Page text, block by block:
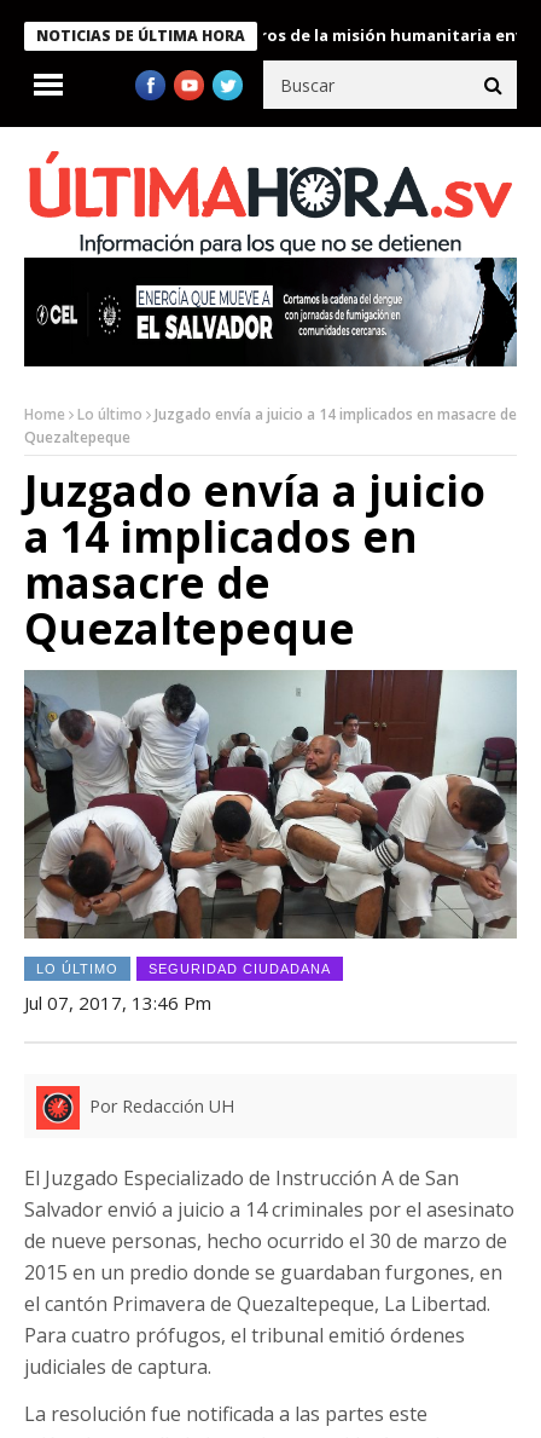
NOTICIAS DE ÚLTIMA HORA
condecora a miembros de la misión humanitaria enviada a
Home Lo último
Juzgado envía a juicio a 14 implicados en masacre de
Quezaltepeque
Juzgado envía a juicio
a 14 implicados en
masacre de
Quezaltepeque
LO ÚLTIMO SEGURIDAD CIUDADANA
Jul 07, 2017, 13:46 Pm
Por Redacción UH
El Juzgado Especializado de Instrucción A de San
Salvador envió a juicio a 14 criminales por el asesinato
de nueve personas, hecho ocurrido el 30 de marzo de
2015 en un predio donde se guardaban furgones, en
el cantón Primavera de Quezaltepeque, La Libertad.
Para cuatro prófugos, el tribunal emitió órdenes
judiciales de captura.
La resolución fue notificada a las partes este